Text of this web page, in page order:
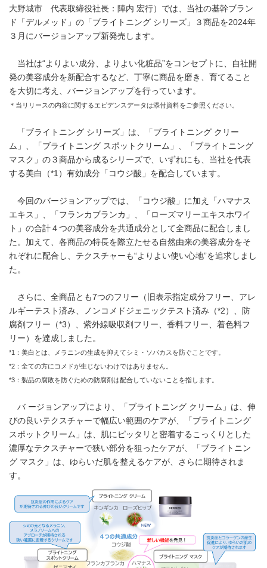
大野城市 代表取締役社長：陣内 宏行）では、当社の基幹ブラン
ド「デルメッド」の「ブライトニング シリーズ」３商品を2024年
３月にバージョンアップ新発売します。
当社は“よりよい成分、よりよい化粧品”をコンセプトに、自社開
発の美容成分を新配合するなど、丁寧に商品を磨き、育てること
を大切に考え、バージョンアップを行っています。
＊当リリースの内容に関するエビデンスデータは添付資料をご参照ください。
「ブライトニング シリーズ」は、「ブライトニング クリー
ム」、「ブライトニング スポットクリーム」、「ブライトニング
マスク」の３商品から成るシリーズで、いずれにも、当社を代表
する美白（*1）有効成分「コウジ酸」を配合しています。
今回のバージョンアップでは、「コウジ酸」に加え「ハマナス
エキス」、「フランカブランカ」、「ローズマリーエキスホワイ
ト」の合計４つの美容成分を共通成分として全商品に配合しまし
た。加えて、各商品の特長を際立たせる自然由来の美容成分をそ
れぞれに配合し、テクスチャーも“よりよい使い心地”を追求しまし
た。
さらに、全商品とも7つのフリー（旧表示指定成分フリー、アレ
ルギーテスト済み、ノンコメドジェニックテスト済み（*2）、防
腐剤フリー（*3）、紫外線吸収剤フリー、香料フリー、着色料フ
リー）を達成しました。
*1：美白とは、メラニンの生成を抑えてシミ・ソバカスを防ぐことです。
*2：全ての方にコメドが生じないわけではありません。
*3：製品の腐敗を防ぐための防腐剤は配合していないことを指します。
バ ージョンアップにより、「ブライトニング クリーム」は、伸
びの良いテクスチャーで幅広い範囲のケアが、「ブライトニング
スポットクリーム」は、肌にピッタリと密着するこっくりとした
濃厚なテクスチャーで狭い部分を狙ったケアが、「ブライトニン
グ マスク」は、ゆらいだ肌を整えるケアが、さらに期待されま
す。